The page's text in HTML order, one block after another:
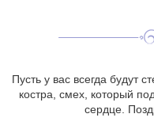
Пусть у вас всегда будут
костра, смех, который
сердце.